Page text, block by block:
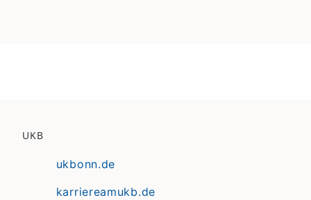
UKB
ukbonn.de
karriereamukb.de